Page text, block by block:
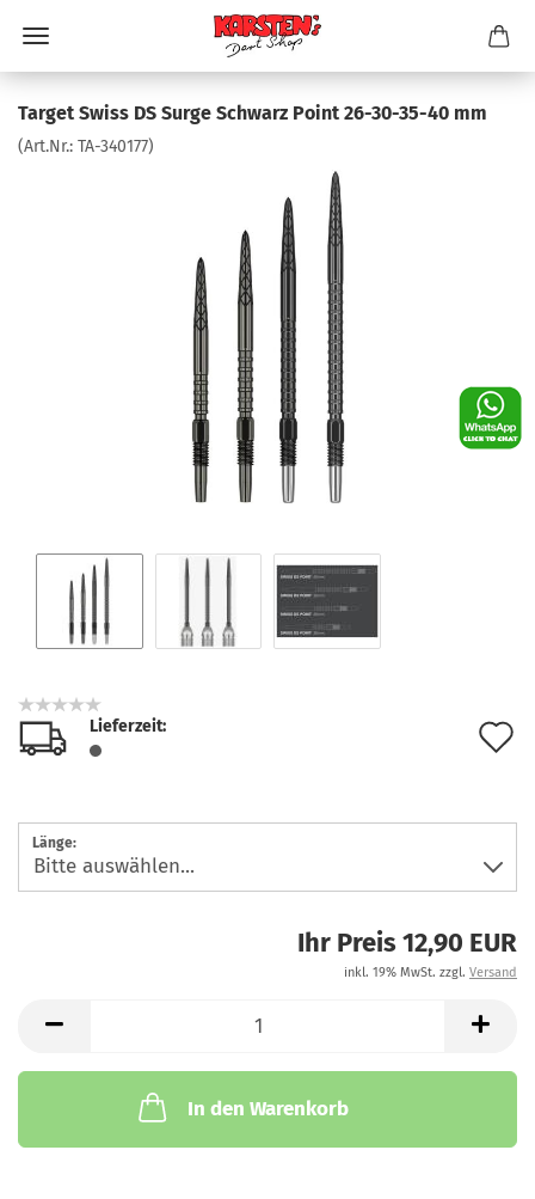
Target Swiss DS Surge Schwarz Point 26-30-35-40 mm
(Art.Nr.: TA-340177)
Lieferzeit:
Länge:
Ihr Preis 12,90 EUR
inkl. 19% MwSt. zzgl. Versand
In den Warenkorb